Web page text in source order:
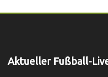
Aktueller Fußball-